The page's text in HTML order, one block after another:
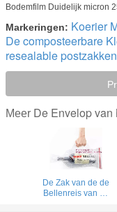
Bodemfilm Duidelijk micron
Markeringen: Koerier
De composteerbare
resealable postzakken
Meer De Envelop
De Zak van de de
Bellenreis van de